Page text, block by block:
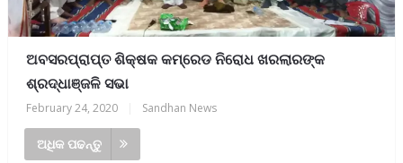
ଅବସରପ୍ରାପ୍ତ ଶିକ୍ଷକ କମ୍ରେଡ ନିରୋଧ ଖରଲାରଙ୍କ
ଶ୍ରଦ୍ଧାଞ୍ଜଳି ସଭା
February 24, 2020 Sandhan News
ଅଧିକ ପଢନ୍ତୁ